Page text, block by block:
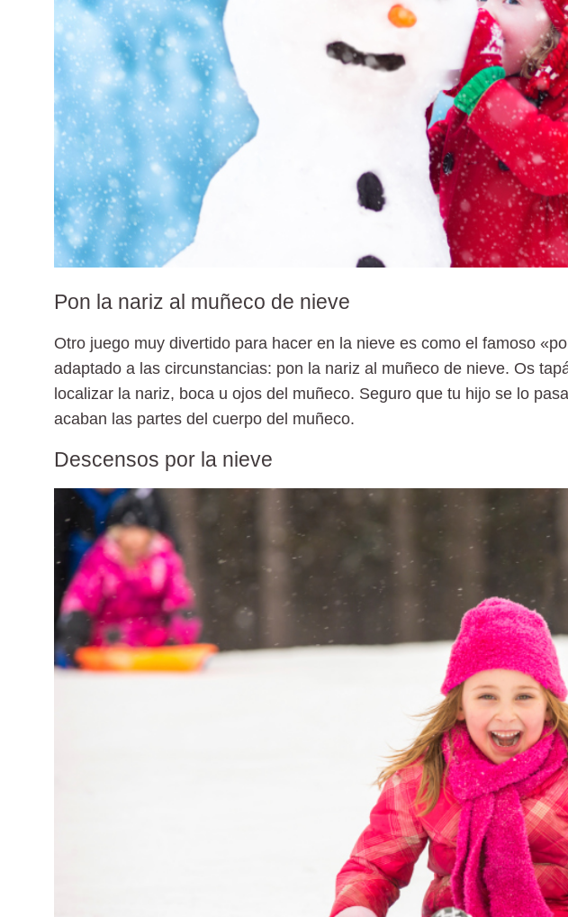
Pon la nariz al muñeco de nieve
Otro juego muy divertido para hacer en la nieve es como el famoso
adaptado a las circunstancias: pon la nariz al muñeco de nieve. Os
localizar la nariz, boca u ojos del muñeco. Seguro que tu hijo se lo
acaban las partes del cuerpo del muñeco.
Descensos por la nieve